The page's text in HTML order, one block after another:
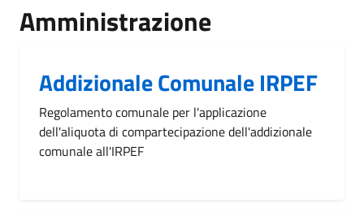
Amministrazione
Addizionale Comunale IRPEF
Regolamento comunale per l'applicazione
dell'aliquota di compartecipazione dell'addizionale
comunale all'IRPEF